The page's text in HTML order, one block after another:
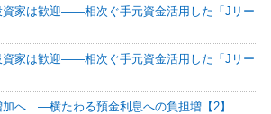
資家は歓迎――相次ぐ手元資金活用した「Jリー
資家は歓迎――相次ぐ手元資金活用した「Jリー
加へ ―横たわる預金利息への負担増【2】